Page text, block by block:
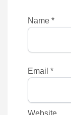
Name *
Email *
Website